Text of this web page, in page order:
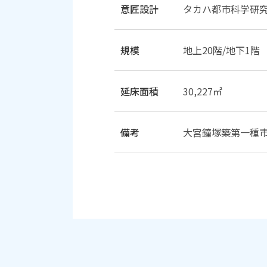
意匠設計 タカハ都市科学研
規模 地上20階/地下1階
延床面積 30,227㎡
備考 大宮鐘塚築第一種